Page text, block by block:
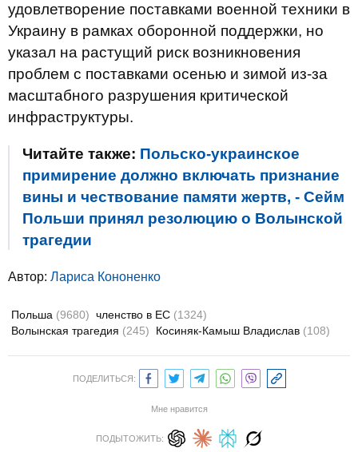
удовлетворение поставками военной техники в
Украину в рамках оборонной поддержки, но
указал на растущий риск возникновения
проблем с поставками осенью и зимой из-за
масштабного разрушения критической
инфраструктуры.
Читайте также: Польско-украинское
примирение должно включать признание
вины и чествование памяти жертв, - Сейм
Польши принял резолюцию о Волынской
трагедии
Автор: Лариса Кононенко
Польша (9680) членство в ЕС (1324)
Волынская трагедия (245) Косиняк-Камыш Владислав (108)
ПОДЕЛИТЬСЯ:
Мне нравится
ПОДЫТОЖИТЬ: